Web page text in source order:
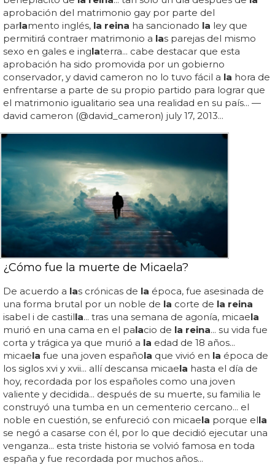
aprobación del matrimonio gay por parte del
parlamento inglés, la reina ha sancionado la ley que
permitirá contraer matrimonio a las parejas del mismo
sexo en gales e inglaterra... cabe destacar que esta
aprobación ha sido promovida por un gobierno
conservador, y david cameron no lo tuvo fácil a la hora de
enfrentarse a parte de su propio partido para lograr que
el matrimonio igualitario sea una realidad en su país... —
david cameron (@david_cameron) july 17, 2013...
¿Cómo fue la muerte de Micaela?
De acuerdo a las crónicas de la época, fue asesinada de
una forma brutal por un noble de la corte de la reina
isabel i de castilla... tras una semana de agonía, micaela
murió en una cama en el palacio de la reina... su vida fue
corta y trágica ya que murió a la edad de 18 años...
micaela fue una joven española que vivió en la época de
los siglos xvi y xvii... allí descansa micaela hasta el día de
hoy, recordada por los españoles como una joven
valiente y decidida... después de su muerte, su familia le
construyó una tumba en un cementerio cercano... el
noble en cuestión, se enfureció con micaela porque ella
se negó a casarse con él, por lo que decidió ejecutar una
venganza... esta triste historia se volvió famosa en toda
españa y fue recordada por muchos años...